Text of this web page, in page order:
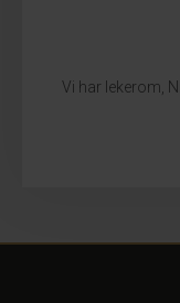
Vi har lekerom,